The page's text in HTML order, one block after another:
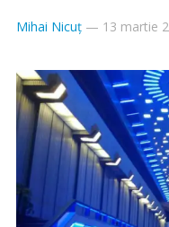
Mihai Nicuț— 13 martie